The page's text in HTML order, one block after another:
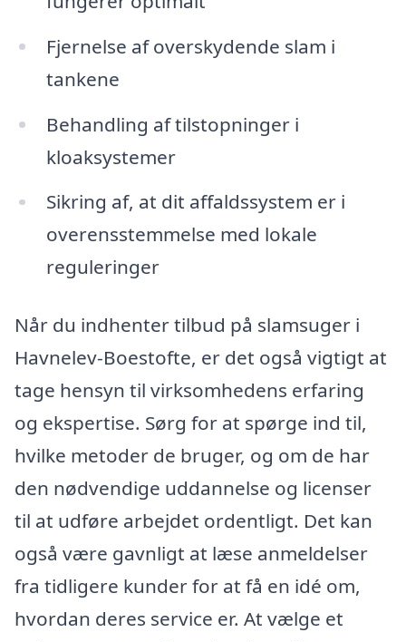
Fjernelse af overskydende slam i
tankene
Behandling af tilstopninger i
kloaksystemer
Sikring af, at dit affaldssystem er i
overensstemmelse med lokale
reguleringer
Når du indhenter tilbud på slamsuger i
Havnelev-Boestofte, er det også vigtigt at
tage hensyn til virksomhedens erfaring
og ekspertise. Sørg for at spørge ind til,
hvilke metoder de bruger, og om de har
den nødvendige uddannelse og licenser
til at udføre arbejdet ordentligt. Det kan
også være gavnligt at læse anmeldelser
fra tidligere kunder for at få en idé om,
hvordan deres service er. At vælge et